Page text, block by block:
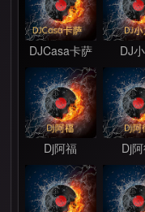
DJCasa卡萨 DJ
Dj阿福 Dj